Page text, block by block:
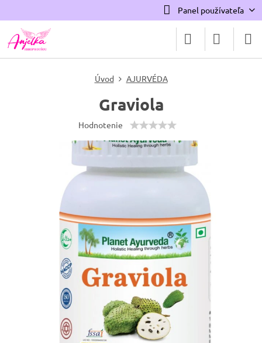
Panel používateľa
Úvod AJURVÉDA
Graviola
Hodnotenie